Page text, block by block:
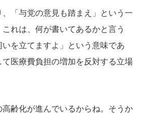
「与党の意見も踏まえ」という一
れは、何が書いてあるかと言う
を立てますよ」という意味であ
て医療費負担の増加を反対する立場
齢化が進んでいるからね。そうか